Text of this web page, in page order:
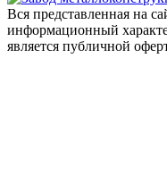
Вся представленная на
информационный
является публичной